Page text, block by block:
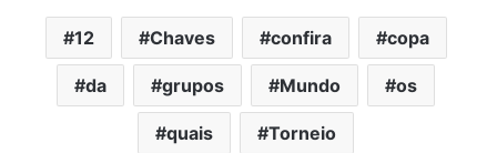
12 Chaves confira copa
da grupos Mundo os
quais Torneio